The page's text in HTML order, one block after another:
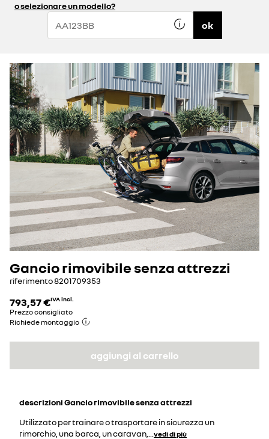
o selezionare un modello?
ok
Gancio rimovibile senza attrezzi
riferimento8201709353
793,57 €IVA incl.
Prezzo consigliato
Richiede montaggio
aggiungi al carrello
descrizioniGancio rimovibile senza attrezzi
Utilizzato per trainare o trasportare in sicurezza un
rimorchio, una barca, un caravan,
vedi di più